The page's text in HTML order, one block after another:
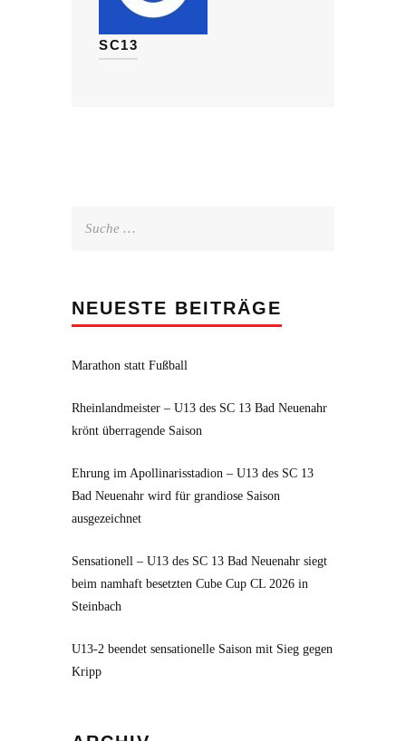
SC13
NEUESTE BEITRÄGE
Marathon statt Fußball
Rheinlandmeister – U13 des SC 13 Bad Neuenahr
krönt überragende Saison
Ehrung im Apollinarisstadion – U13 des SC 13
Bad Neuenahr wird für grandiose Saison
ausgezeichnet
Sensationell – U13 des SC 13 Bad Neuenahr siegt
beim namhaft besetzten Cube Cup CL 2026 in
Steinbach
U13-2 beendet sensationelle Saison mit Sieg gegen
Kripp